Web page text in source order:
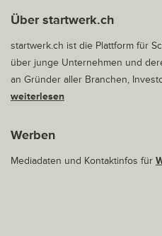
Über startwerk.ch
startwerk.ch ist die Plattform für
über junge Unternehmen und
an Gründer aller Branchen,
weiterlesen
Werben
Mediadaten und Kontaktinfos für